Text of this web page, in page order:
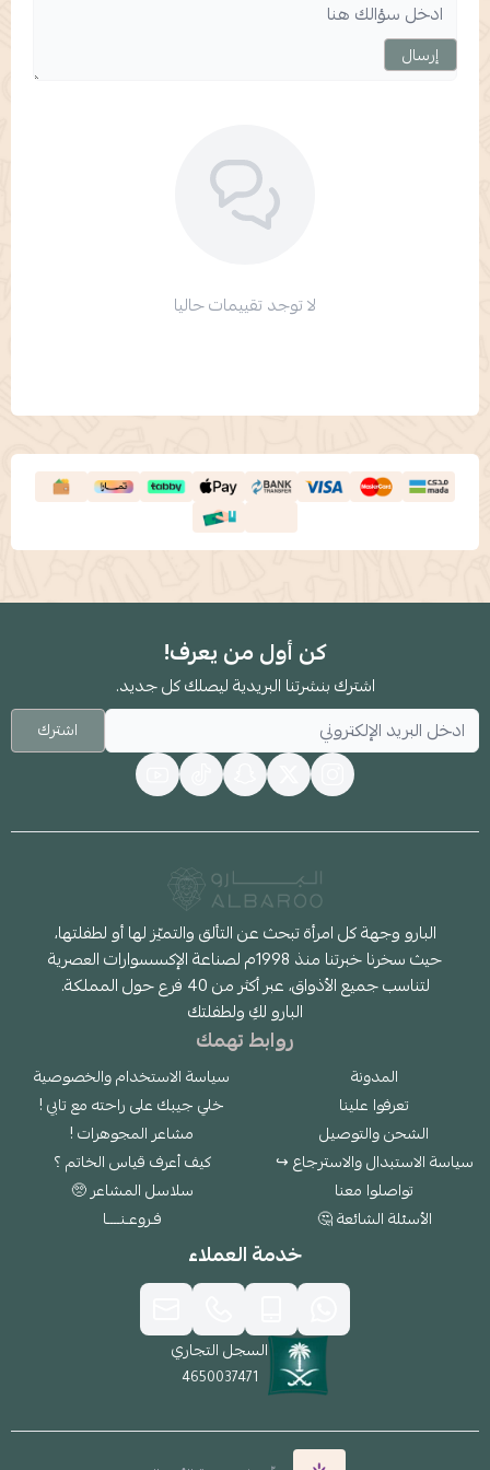
إرسال
لا توجد تقييمات حاليا
كن أول من يعرف!
اشترك بنشرتنا البريدية ليصلك كل جديد.
اشترك
البارو وجهة كل امرأة تبحث عن التألق والتميّز لها أو لطفلتها،
حيث سخرنا خبرتنا منذ 1998م لصناعة الإكسسوارات العصرية
لتناسب جميع الأذواق، عبر أكثر من 40 فرع حول المملكة.
البارو لكِ ولطفلتك
روابط تهمك
المدونة
تعرفوا علينا
الشحن والتوصيل
سياسة الاستبدال والاسترجاع ↪
تواصلوا معنا
الأسئلة الشائعة 🤔
سياسة الاستخدام والخصوصية
خلي جيبك على راحته مع تابي !
مشاعر المجوهرات !
كيف أعرف قياس الخاتم ؟
سلاسل المشاعر 🥺
فـروعـنــــا
خدمة العملاء
السجل التجاري
4650037471